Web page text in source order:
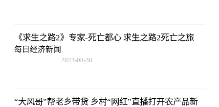
《求生之路2》专家-死亡都心 求生之路2死亡之旅
每日经济新闻
2023-08-30
“大风哥”帮老乡带货 乡村“网红”直播打开农产品新